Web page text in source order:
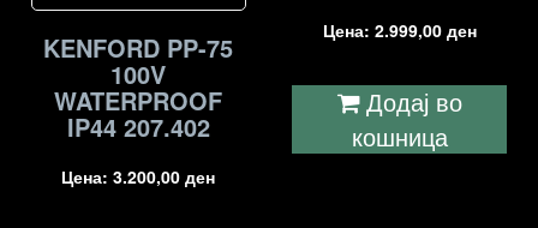
KENFORD PP-75
100V
WATERPROOF
IP44 207.402
Цена:3.200,00ден
Цена: 2.999,00 ден
Додај во
кошница